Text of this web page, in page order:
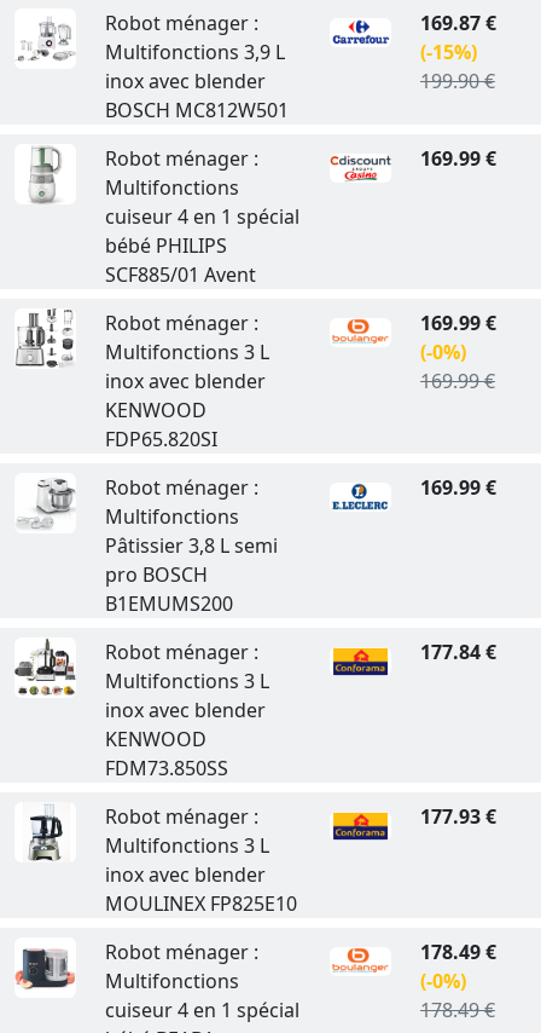
Robot ménager :
Multifonctions 3,9 L
inox avec blender
BOSCH MC812W501
169.87 €
(-15%)
199.90 €
Robot ménager :
Multifonctions
cuiseur 4 en 1 spécial
bébé PHILIPS
SCF885/01 Avent
169.99 €
Robot ménager :
Multifonctions 3 L
inox avec blender
KENWOOD
FDP65.820SI
169.99 €
(-0%)
169.99 €
Robot ménager :
Multifonctions
Pâtissier 3,8 L semi
pro BOSCH
B1EMUMS200
169.99 €
Robot ménager :
Multifonctions 3 L
inox avec blender
KENWOOD
FDM73.850SS
177.84 €
Robot ménager :
Multifonctions 3 L
inox avec blender
MOULINEX FP825E10
177.93 €
Robot ménager :
Multifonctions
cuiseur 4 en 1 spécial
178.49 €
(-0%)
178.49 €